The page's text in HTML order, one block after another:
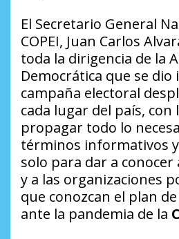
El Secretario General
COPEI, Juan Carlos
toda la dirigencia de la
Democrática que se dio
campaña electoral
cada lugar del país, con
propagar todo lo
términos informativos
solo para dar a conocer
y a las organizaciones
que conozcan el plan
ante la pandemia de la